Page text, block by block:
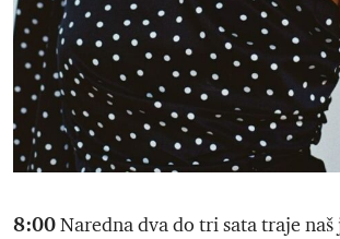
8:00Naredna dva do tri sata traje